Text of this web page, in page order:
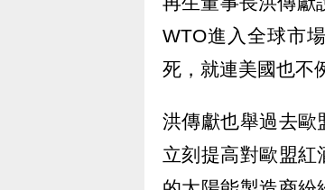
WTO進入全球市
死，就連美國也不
洪傳獻也舉過去歐
立刻提高對歐盟紅